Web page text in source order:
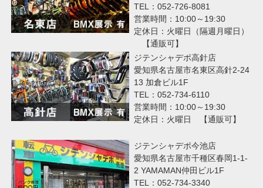
TEL：052-726-8081
営業時間：10:00～19:30
定休日：火曜日（隔週月曜日）
【通販可】
ジテンシャデポ高針店
愛知県名古屋市名東区高針2-24
13 加倉ビル1F
TEL：052-734-6110
営業時間：10:00～19:30
定休日：火曜日 【通販可】
ジテンシャデポ今池店
愛知県名古屋市千種区春岡1-1-
2 YAMAMAN仲田ビル1F
TEL：052-734-3340